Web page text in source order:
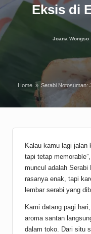
o
Eksis di
Posted
Joana Wongso
Home » Serabi Notosuman:
Kalau kamu lagi jalan
tapi tetap
muncul adalah
rasanya enak, tapi
lembar serabi yang
Kami datang pagi
aroma santan
dalam toko. Dari situ